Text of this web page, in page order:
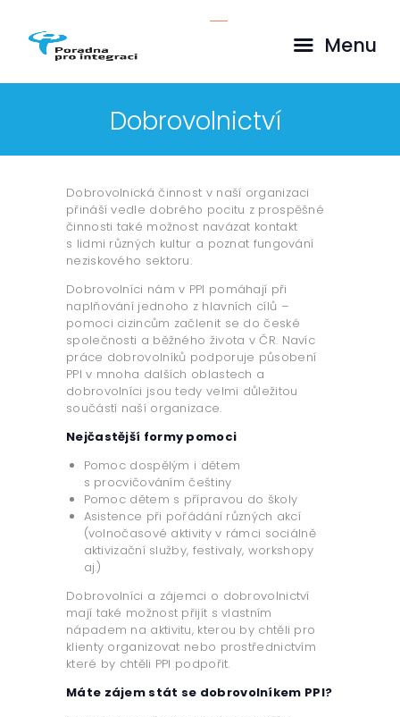
Menu
Dobrovolnictví
SLUŽBY
PROJEKTY
AKTUALITY
KONTAKTY
ČEŠTINA
Dobrovolnická činnost v naší organizaci
přináší vedle dobrého pocitu z prospěšné
činnosti také možnost navázat kontakt
s lidmi různých kultur a poznat fungování
neziskového sektoru.
Dobrovolníci nám v PPI pomáhají při
naplňování jednoho z hlavních cílů –
pomoci cizincům začlenit se do české
společnosti a běžného života v ČR. Navíc
práce dobrovolníků podporuje působení
PPI v mnoha dalších oblastech a
dobrovolníci jsou tedy velmi důležitou
součástí naší organizace.
Nejčastější formy pomoci
Pomoc dospělým i dětem
s procvičováním češtiny
Pomoc dětem s přípravou do školy
Asistence při pořádání různých akcí
(volnočasové aktivity v rámci sociálně
aktivizační služby, festivaly, workshopy
aj.)
Dobrovolníci a zájemci o dobrovolnictví
mají také možnost přijít s vlastním
nápadem na aktivitu, kterou by chtěli pro
klienty organizovat nebo prostřednictvím
které by chtěli PPI podpořit.
Máte zájem stát se dobrovolníkem PPI?